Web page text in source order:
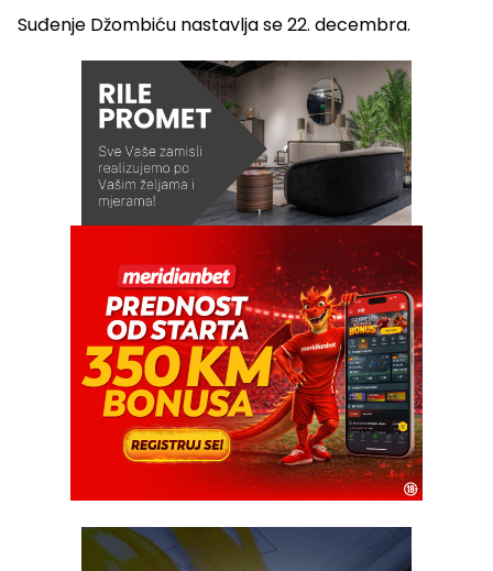
Suđenje Džombiću nastavlja se 22. decembra.